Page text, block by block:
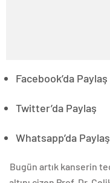
Facebook’da Paylaş
Twitter’da Paylaş
Whatsapp’da Paylaş
Bugün artık kanserin